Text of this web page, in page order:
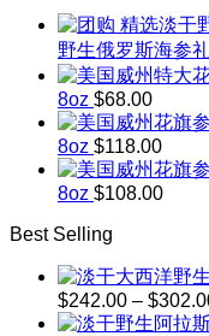
野生俄罗斯海参
8oz $68.00
8oz $118.00
8oz $108.00
Best Selling
$242.00 – $